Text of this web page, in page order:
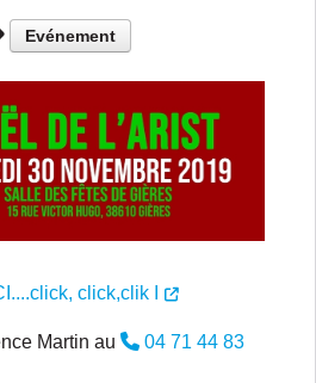
Evénement
click,clik I
Martin au
04 71 44 83